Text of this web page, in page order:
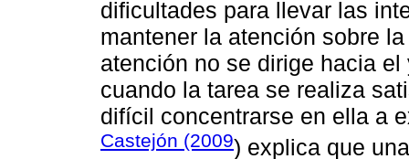
dificultades para llevar las
mantener la atención sobre
atención no se dirige hacia
cuando la tarea se realiza
difícil concentrarse en ella a
Castejón (2009) explica que